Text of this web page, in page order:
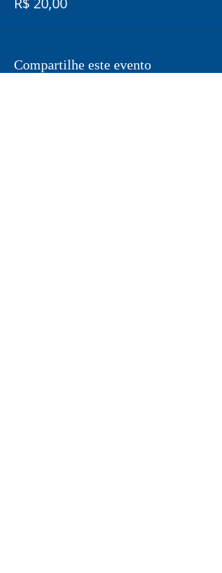
Compartilhe este evento